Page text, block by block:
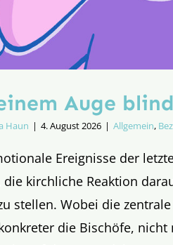
Auge
Haun | 4. August 2026 | Allgemein,
Ereignisse der
die kirchliche Reaktion
stellen. Wobei die
die Bischöfe,